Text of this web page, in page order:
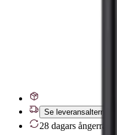
Se leveransalternativ
28 dagars ångerrätt